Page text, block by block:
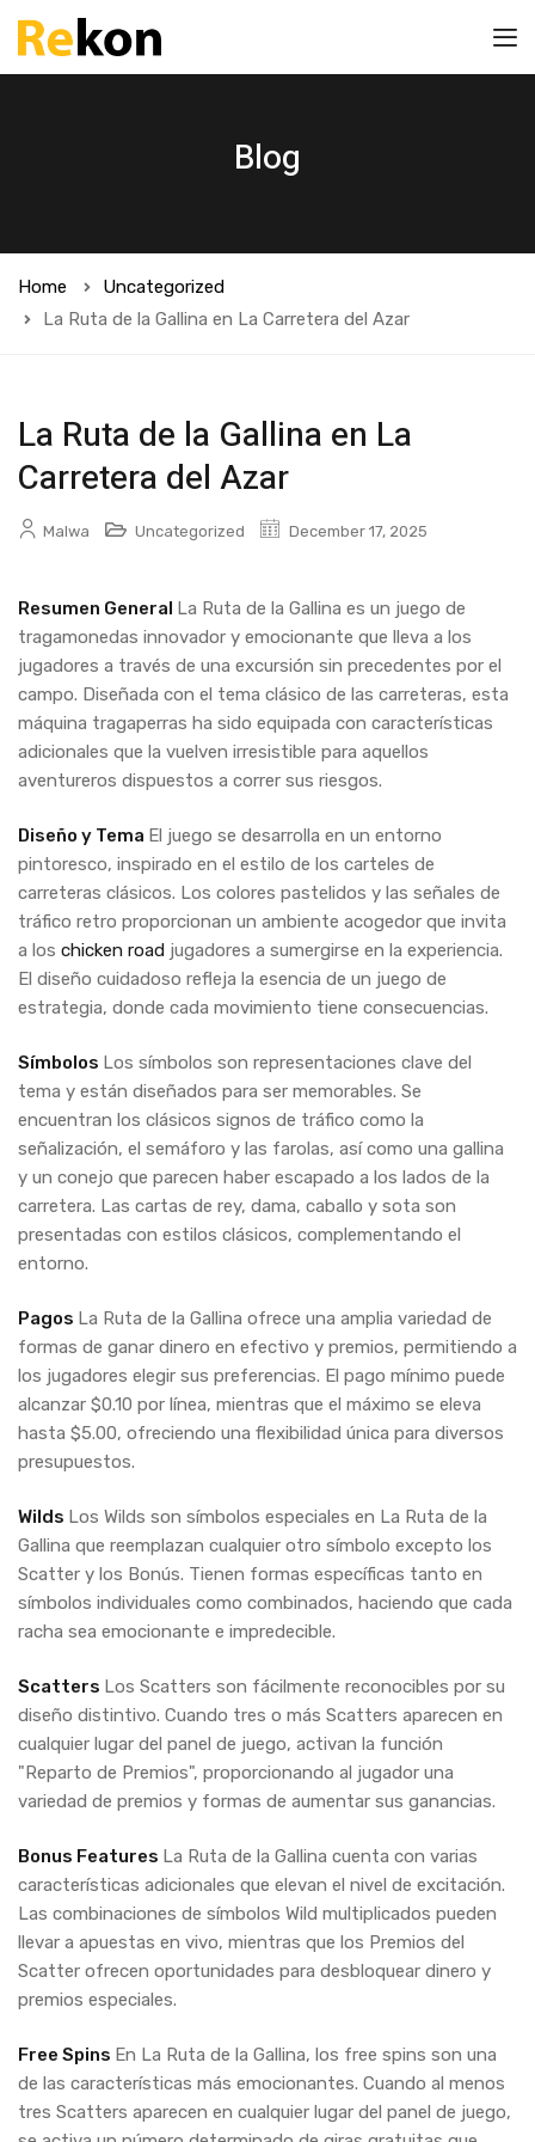
Blog
Home
Uncategorized
La Ruta de la Gallina en La Carretera del Azar
La Ruta de la Gallina en La
Carretera del Azar
Malwa Uncategorized December 17, 2025
Resumen General
La Ruta de la Gallina es un juego de
tragamonedas innovador y emocionante que lleva a los
jugadores a través de una excursión sin precedentes por el
campo. Diseñada con el tema clásico de las carreteras, esta
máquina tragaperras ha sido equipada con características
adicionales que la vuelven irresistible para aquellos
aventureros dispuestos a correr sus riesgos.
Diseño y Tema El juego se desarrolla en un entorno
pintoresco, inspirado en el estilo de los carteles de
carreteras clásicos. Los colores pastelidos y las señales de
tráfico retro proporcionan un ambiente acogedor que invita
a los chicken road jugadores a sumergirse en la experiencia.
El diseño cuidadoso refleja la esencia de un juego de
estrategia, donde cada movimiento tiene consecuencias.
Símbolos Los símbolos son representaciones clave del
tema y están diseñados para ser memorables. Se
encuentran los clásicos signos de tráfico como la
señalización, el semáforo y las farolas, así como una gallina
y un conejo que parecen haber escapado a los lados de la
carretera. Las cartas de rey, dama, caballo y sota son
presentadas con estilos clásicos, complementando el
entorno.
Pagos La Ruta de la Gallina ofrece una amplia variedad de
formas de ganar dinero en efectivo y premios, permitiendo a
los jugadores elegir sus preferencias. El pago mínimo puede
alcanzar $0.10 por línea, mientras que el máximo se eleva
hasta $5.00, ofreciendo una flexibilidad única para diversos
presupuestos.
Wilds Los Wilds son símbolos especiales en La Ruta de la
Gallina que reemplazan cualquier otro símbolo excepto los
Scatter y los Bonús. Tienen formas específicas tanto en
símbolos individuales como combinados, haciendo que cada
racha sea emocionante e impredecible.
Scatters Los Scatters son fácilmente reconocibles por su
diseño distintivo. Cuando tres o más Scatters aparecen en
cualquier lugar del panel de juego, activan la función
"Reparto de Premios", proporcionando al jugador una
variedad de premios y formas de aumentar sus ganancias.
Bonus Features La Ruta de la Gallina cuenta con varias
características adicionales que elevan el nivel de excitación.
Las combinaciones de símbolos Wild multiplicados pueden
llevar a apuestas en vivo, mientras que los Premios del
Scatter ofrecen oportunidades para desbloquear dinero y
premios especiales.
Free Spins En La Ruta de la Gallina, los free spins son una
de las características más emocionantes. Cuando al menos
tres Scatters aparecen en cualquier lugar del panel de juego,